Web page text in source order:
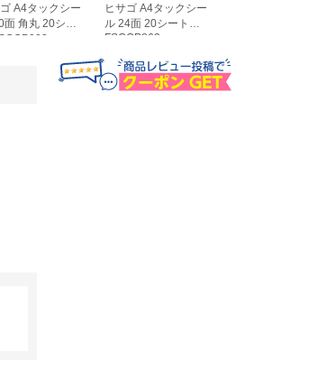
A4タックシー
面 角丸 20シー
ヒサゴ A4タックシー
ル 24面 20シート
FSCOP863